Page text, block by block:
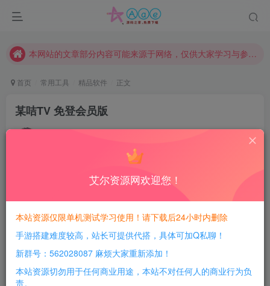
现在赞助会员享受专属折扣，详情点击此条公告。
本网站的文章部分内容可能来源于网络，仅供大家学习与参考，如有侵权，请联系站长QQ466107887进行删除处理。
首页 常用工具 精品软件 正文
某咭TV 免登会员版
关注
每日活跃最高可获得600积分！所有资源可以使用
积分免费兑换！
现在的家庭都非常重视小孩子的教育问题，很早开始就
给小孩子报各种学习班，想让孩子赢在起跑线上。
TV端是非常适合作为家庭教育的一个媒介平台的，通过大屏
艾尔资源网欢迎您！
本站资源仅限单机测试学习使用！请下载后24小时内删除
手游搭建难度较高，站长可提供代搭，具体可加Q私聊！
新群号：562028087 麻烦大家重新添加！
本站资源切勿用于任何商业用途，本站不对任何人的商业行为负
责。